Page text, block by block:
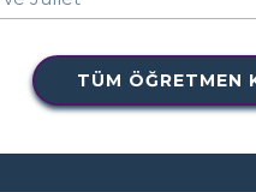
TÜM ÖĞRETMEN